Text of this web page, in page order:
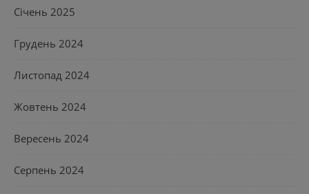
Січень 2025
Грудень 2024
Листопад 2024
Жовтень 2024
Вересень 2024
Серпень 2024